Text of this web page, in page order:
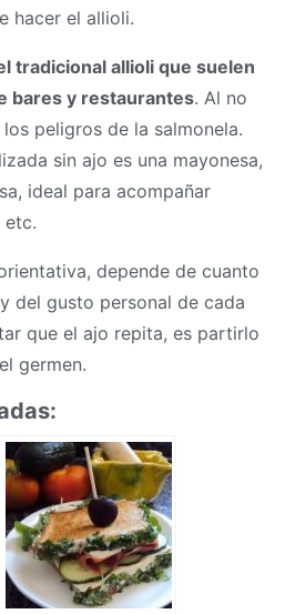
hacer el allioli.
tradicional allioli que suelen
bares y restaurantes. Al no
peligros de la salmonela.
sin ajo es una mayonesa,
ideal para acompañar
etc.
depende de cuanto
del gusto personal de cada
que el ajo repita, es partirlo
germen.